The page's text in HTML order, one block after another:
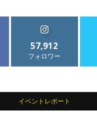
57,912
フォロワー
イベントレポート